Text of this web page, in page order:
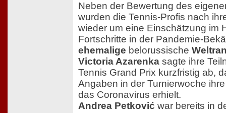
Neben der Bewertung des
wurden die Tennis-Profis nach
wieder um eine Einschätzung im
Fortschritte in der Pandemie-
ehemalige belorussische
Victoria Azarenka sagte ihre
Tennis Grand Prix kurzfristig ab,
Angaben in der Turnierwoche
das Coronavirus erhielt.
Andrea Petković war bereits in